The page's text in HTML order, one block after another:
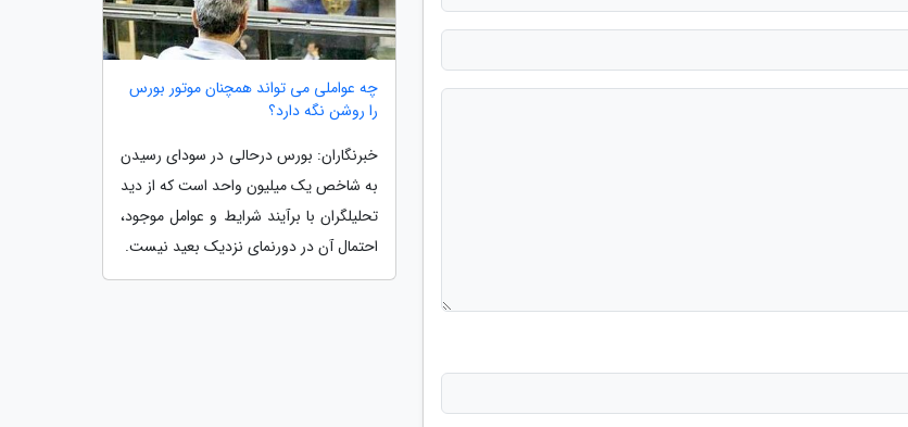
چه عواملی می تواند همچنان موتور بورس
را روشن نگه دارد؟
خبرنگاران: بورس درحالی در سودای رسیدن
به شاخص یک میلیون واحد است که از دید
تحلیلگران با برآیند شرایط و عوامل موجود،
احتمال آن در دورنمای نزدیک بعید نیست.